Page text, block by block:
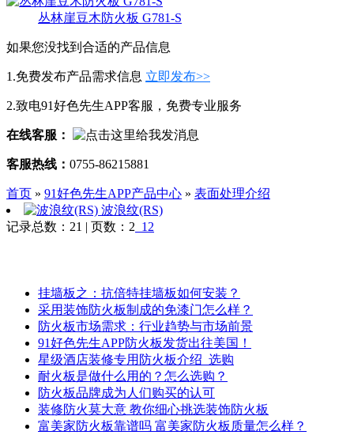
丛林崖豆木防火板 G781-S
如果您没找到合适的产品信息
1.免费发布产品需求信息 立即发布>>
2.致电91好色先生APP客服，免费专业服务
在线客服：
客服热线： 0755-86215881
首页 » 91好色先生APP产品中心 » 表面处理介绍
波浪纹(RS)
记录总数：21 | 页数：2 1 2
挂墙板之：抗倍特挂墙板如何安装？
采用装饰防火板制成的免漆门怎么样？
防火板市场需求：行业趋势与市场前景
91好色先生APP防火板发货出往美国！
星级酒店装修专用防火板介绍_选购
耐火板是做什么用的？怎么选购？
防火板品牌成为人们购买的认可
装修防火莫大意 教你细心挑选装饰防火板
富美家防火板靠谱吗 富美家防火板质量怎么样？